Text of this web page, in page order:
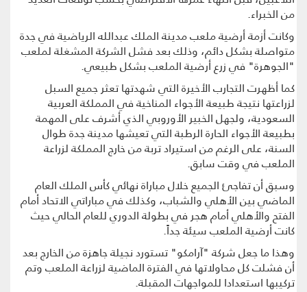
من الخبراء.
وكانت أزمة أرضية ملعب مدينة الملك عبدالله الرياضية في جدة
متواصلة بشكل دائم، وذلك بعد فشل الشركة المشغلة لملعب
"الجوهرة" في زرع أرضية الملعب بشكل طبيعي.
كما أظهرت التجارب الأخيرة التي شهدتها تعثر جميع السبل
لزراعتها نتيجة طبيعة الأجواء المناخية في المملكة العربية
السعودية، ولجهل الخبير الأوروبي الذي أشرف على المهمة
بطبيعة الأجواء الحارة الرطبة التي تعيشها مدينة جدة طوال
السنة، على الرغم من استيراد تربة من خارج المملكة لزراعة
الملعب في وقت سابق.
وسبق أن تفاجئ الجميع خلال مباراة نهائي كأس الملك العام
الماضي بين الأهلي والشباب، وكذلك في مباراتي الاتحاد أمام
الفتح والأهلي أمام هجر في بطولة الدوري للعام الحالي حيث
كانت أرضية الملعب سيئة جداً.
وهذا ما جعل شركة "آرامكو" تستورد نجيلة جاهزة من الخارج بعد
أن فشلت كل محاولاتها في الفترة الماضية لزراعة الملعب وتم
تركيبها استعدادا للمواجهات المقبلة.